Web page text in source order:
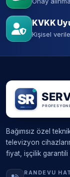
KVKK
Kişisel
Bağımsız özel
televizyon
fiyat, işçilik garantili
RANDEVU